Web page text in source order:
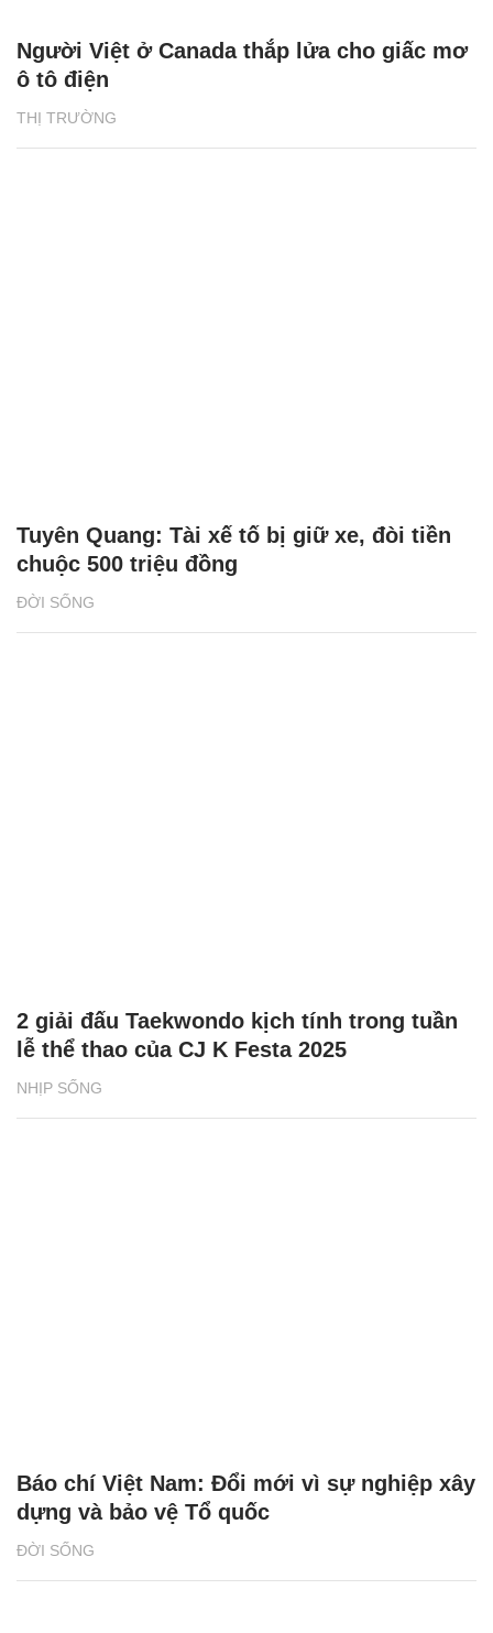
THỊ TRƯỜNG
Người Việt ở Canada thắp lửa cho giấc mơ
ô tô điện
ĐỜI SỐNG
Tuyên Quang: Tài xế tố bị giữ xe, đòi tiền
chuộc 500 triệu đồng
NHỊP SỐNG
2 giải đấu Taekwondo kịch tính trong tuần
lễ thể thao của CJ K Festa 2025
ĐỜI SỐNG
Báo chí Việt Nam: Đổi mới vì sự nghiệp xây
dựng và bảo vệ Tổ quốc